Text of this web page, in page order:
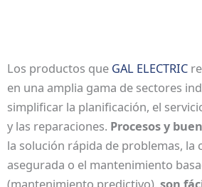
Los productos que GAL ELECTRIC
en una amplia gama de sectores
simplificar la planificación, el
y las reparaciones. Procesos y
la solución rápida de problemas, la
asegurada o el mantenimiento